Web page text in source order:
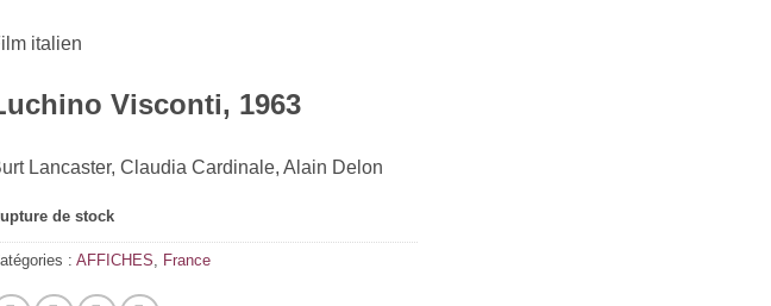
italien
Visconti, 1963
Lancaster, Claudia Cardinale, Alain Delon
de stock
: AFFICHES France